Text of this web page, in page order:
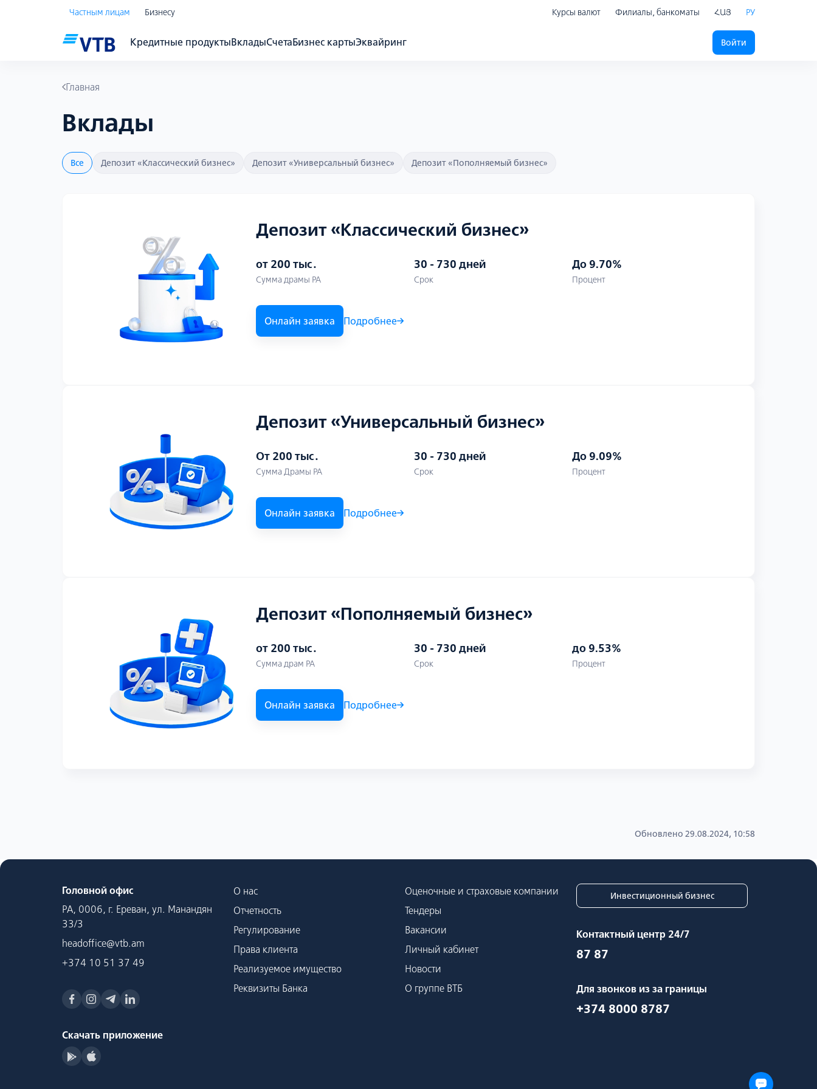
Частным лицам Бизнесу Курсы валют Филиалы, банкоматы ՀԱՅ РУ
Кредитные продуктыВкладыСчетаБизнес картыЭквайринг Войти
Главная
Вклады
Все Депозит «Классический бизнес» Депозит «Универсальный бизнес» Депозит «Пополняемый бизнес»
Депозит «Классический бизнес»
от 200 тыс․
Сумма драмы РА
30 - 730 дней
Срок
До 9.70%
Процент
Онлайн заявка Подробнее
Депозит «Универсальный бизнес»
От 200 тыс․
Сумма Драмы РА
30 - 730 дней
Срок
До 9.09%
Процент
Онлайн заявка Подробнее
Депозит «Пополняемый бизнес»
от 200 тыс․
Сумма драм РА
30 - 730 дней
Срок
до 9.53%
Процент
Онлайн заявка Подробнее
Обновлено 29.08.2024, 10:58
Головной офис
РА, 0006, г. Ереван, ул. Манандян
33/3
headoffice@vtb.am
+374 10 51 37 49
Скачать приложение
О нас
Отчетность
Регулирование
Права клиента
Реализуемое имущество
Реквизиты Банка
Оценочные и страховые компании
Тендеры
Вакансии
Личный кабинет
Новости
О группе ВТБ
Инвестиционный бизнес
Контактный центр 24/7
87 87
Для звонков из за границы
+374 8000 8787